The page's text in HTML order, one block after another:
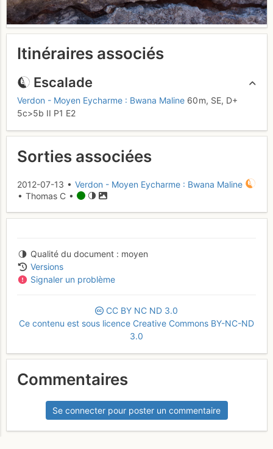
Itinéraires associés
Escalade
Verdon - Moyen Eycharme : Bwana Maline 60 m, SE, D+
5c>5b II P1 E2
Sorties associées
2012-07-13 • Verdon - Moyen Eycharme : Bwana Maline
• Thomas C •
Qualité du document
moyen
Versions
Signaler un problème
CC BY NC ND 3.0
Ce contenu est sous licence Creative Commons BY-NC-ND
3.0
Commentaires
Se connecter pour poster un commentaire